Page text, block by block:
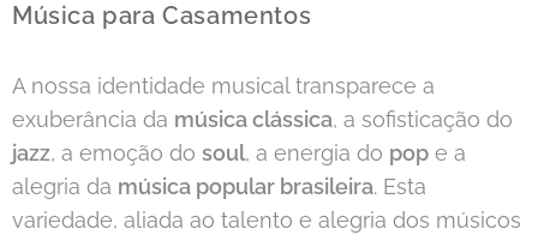
Música para Casamentos
A nossa identidade musical transparece a
exuberância da música clássica, a sofisticação do
jazz, a emoção do soul, a energia do pop e a
alegria da música popular brasileira. Esta
variedade, aliada ao talento e alegria dos músicos